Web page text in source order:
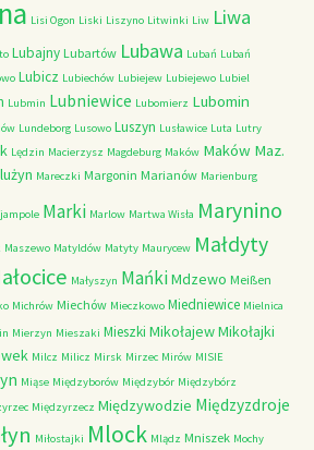
Lisi Ogon Liski Liszyno Litwinki Liw Liwa
Lubajny Lubartów Lubawa Lubań Lubań
Lubicz Lubiechów Lubiejew Lubiejewo Lubiel
Lubmin Lubniewice Lubomierz Lubomin
Lundeborg Lusowo Luszyn Lusławice Luta Lutry
Lędzin Macierzysz Magdeburg Maków Maków Maz.
Mareczki Margonin Marianów Marienburg
Marki Marlow Martwa Wisła Marynino
Maszewo Matyldów Matyty Maurycew Małdyty
Małyszyn MańkiMdzewo Meißen
Michrów Miechów Mieczkowo Miedniewice Mielnica
Mierzyn Mieszaki Mieszki MikołajewMikołajki
Milcz Milicz Mirsk Mirzec Mirów MISIE
Miąse Międzyborów Międzybór Międzybórz
Międzyrzecz Międzywodzie Międzyzdroje
Miłostajki Mlock Mlądz Mniszek Mochy